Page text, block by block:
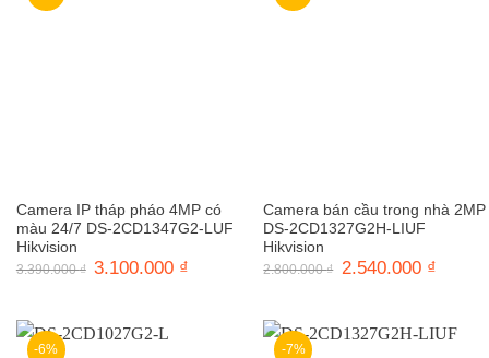
Camera IP tháp pháo 4MP có
màu 24/7 DS-2CD1347G2-LUF
Hikvision
3.390.000₫ Giá
3.100.000 ₫
3.100.000 ₫.
Camera bán cầu trong nhà 2MP
DS-2CD1327G2H-LIUF
Hikvision
2.800.000₫
Giá
2.540.000 ₫
-6% -7%